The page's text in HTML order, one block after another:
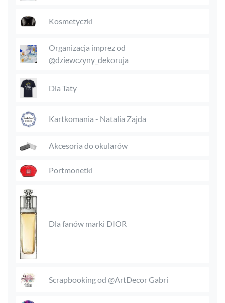
Kosmetyczki
Organizacja imprez od
@dziewczyny_dekoruja
Dla Taty
Kartkomania - Natalia Zajda
Akcesoria do okularów
Portmonetki
Dla fanów marki DIOR
Scrapbooking od @ArtDecor Gabri